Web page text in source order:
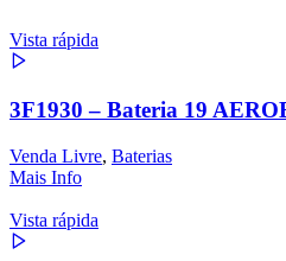
Vista rápida
3F1930 – Bateria 19
Venda Livre, Baterias
Mais Info
Vista rápida